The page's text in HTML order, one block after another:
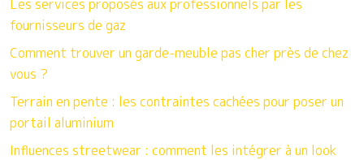
Les services proposés aux professionnels par les
fournisseurs de gaz
Comment trouver un garde-meuble pas cher près de chez
vous ?
Terrain en pente : les contraintes cachées pour poser un
portail aluminium
Influences streetwear : comment les intégrer à un look